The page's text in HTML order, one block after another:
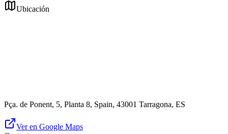
Ubicación
Pça. de Ponent, 5, Planta 8, Spain, 43001 Tarragona, ES
Ver en Google Maps